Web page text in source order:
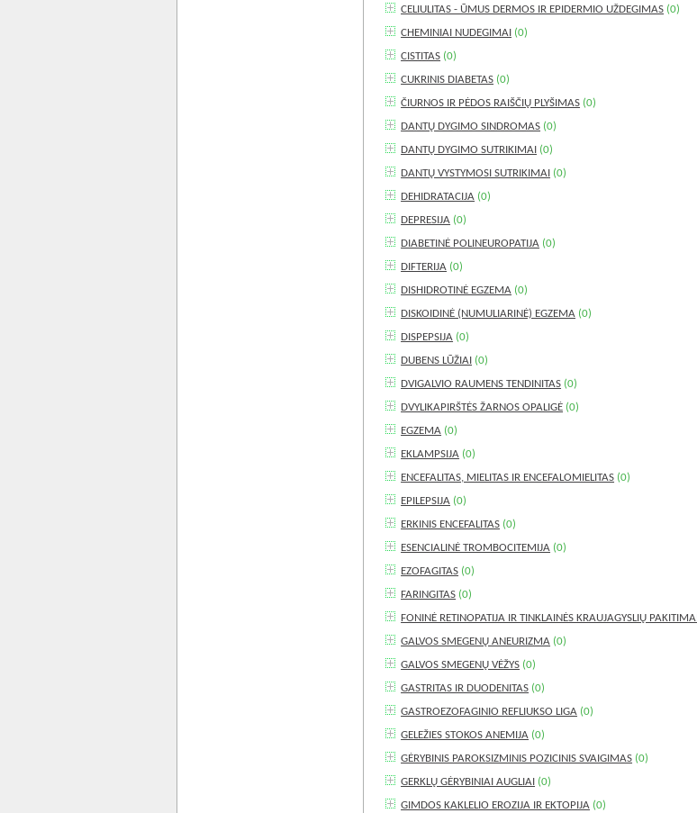
CELIULITAS - ŪMUS DERMOS IR EPIDERMIO UŽDEGIMAS (0)
CHEMINIAI NUDEGIMAI (0)
CISTITAS (0)
CUKRINIS DIABETAS (0)
ČIURNOS IR PĖDOS RAIŠČIŲ PLYŠIMAS (0)
DANTŲ DYGIMO SINDROMAS (0)
DANTŲ DYGIMO SUTRIKIMAI (0)
DANTŲ VYSTYMOSI SUTRIKIMAI (0)
DEHIDRATACIJA (0)
DEPRESIJA (0)
DIABETINĖ POLINEUROPATIJA (0)
DIFTERIJA (0)
DISHIDROTINĖ EGZEMA (0)
DISKOIDINĖ (NUMULIARINĖ) EGZEMA (0)
DISPEPSIJA (0)
DUBENS LŪŽIAI (0)
DVIGALVIO RAUMENS TENDINITAS (0)
DVYLIKAPIRŠTĖS ŽARNOS OPALIGĖ (0)
EGZEMA (0)
EKLAMPSIJA (0)
ENCEFALITAS, MIELITAS IR ENCEFALOMIELITAS (0)
EPILEPSIJA (0)
ERKINIS ENCEFALITAS (0)
ESENCIALINĖ TROMBOCITEMIJA (0)
EZOFAGITAS (0)
FARINGITAS (0)
FONINĖ RETINOPATIJA IR TINKLAINĖS KRAUJAGYSLIŲ PAKITIMAI
GALVOS SMEGENŲ ANEURIZMA (0)
GALVOS SMEGENŲ VĖŽYS (0)
GASTRITAS IR DUODENITAS (0)
GASTROEZOFAGINIO REFLIUKSO LIGA (0)
GELEŽIES STOKOS ANEMIJA (0)
GĖRYBINIS PAROKSIZMINIS POZICINIS SVAIGIMAS (0)
GERKLŲ GĖRYBINIAI AUGLIAI (0)
GIMDOS KAKLELIO EROZIJA IR EKTOPIJA (0)